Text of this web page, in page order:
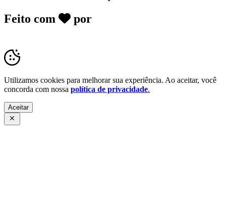
Feito com por
Utilizamos cookies para melhorar sua experiência. Ao aceitar, você
concorda com nossa política de privacidade.
Aceitar